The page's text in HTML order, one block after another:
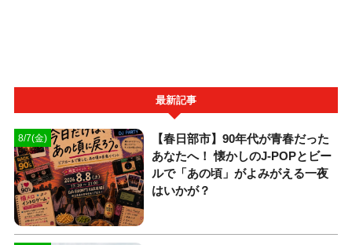
最新記事
8/7(金)
【春日部市】90年代が青春だった
あなたへ！ 懐かしのJ-POPとビー
ルで「あの頃」がよみがえる一夜
はいかが？